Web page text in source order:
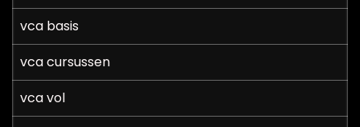
vca basis
vca cursussen
vca vol